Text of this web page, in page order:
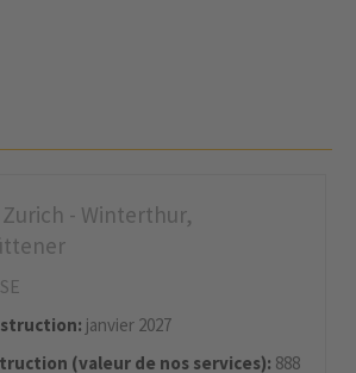
- Winterthur,
janvier 2027
(valeur de nos services): 888